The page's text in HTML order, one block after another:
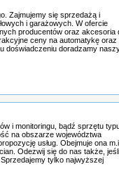
Zajmujemy się sprzedażą i
i garażowych. W ofercie
producentów oraz akcesoria
ceny na automatykę oraz
doświadczeniu doradzamy
i monitoringu, bądź sprzętu
na obszarze województwa
usług. Obejmuje ona
Odezwij się do nas także, jeśli
tylko najwyższej